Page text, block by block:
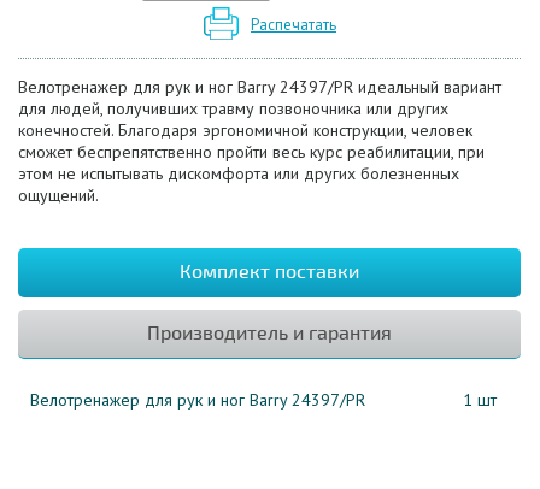
Распечатать
Велотренажер для рук и ног Barry 24397/PR идеальный вариант
для людей, получивших травму позвоночника или других
конечностей. Благодаря эргономичной конструкции, человек
сможет беспрепятственно пройти весь курс реабилитации, при
этом не испытывать дискомфорта или других болезненных
ощущений.
Комплект поставки
Производитель и гарантия
Велотренажер для рук и ног Barry 24397/PR 1 шт